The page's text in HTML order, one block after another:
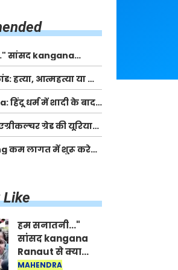
सांसद kangana
बोली लड़की? Viral
| CJP protest
हत्या, आत्महत्या या कोई बड़ा राज?
Haryana
हिंदू धर्म में शादी के बाद
है महिलाएं, किसने
ग्रेड की यूरिया
टेक्निकल ग्रेड में
कार्रवाई:
कम लागत में शुरू करे
Like
हम सनातनी..."
सांसद kangana
Ranaut से क्या
बोली लड़की? Viral
MAHENDRA